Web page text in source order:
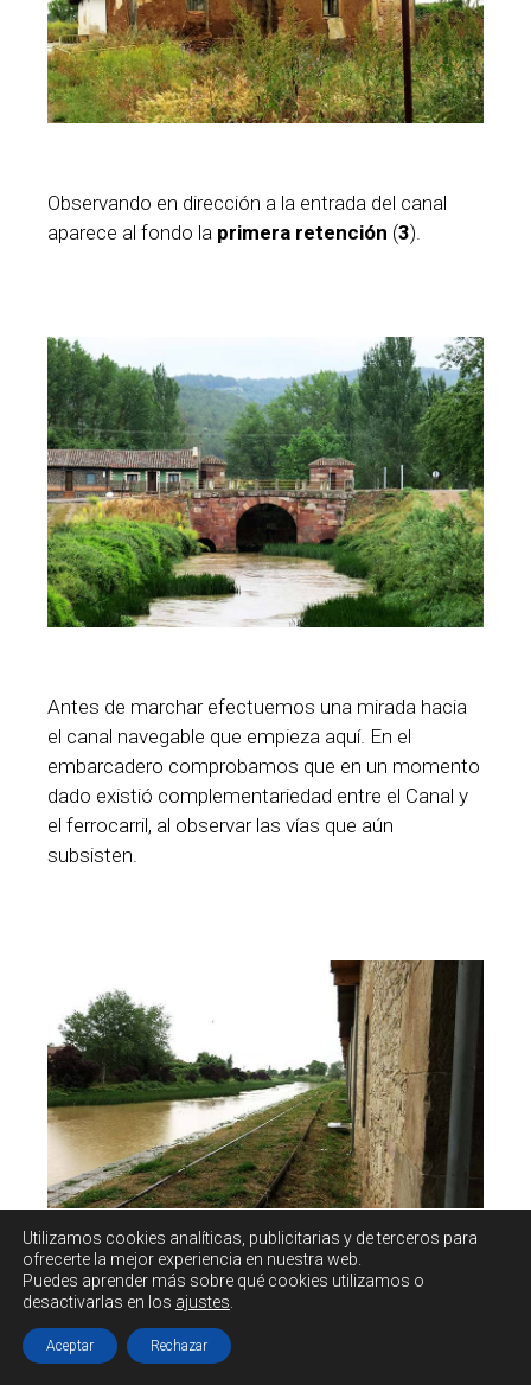
Observando en dirección a la entrada del canal
aparece al fondo la primera retención (3).
Antes de marchar efectuemos una mirada hacia
el canal navegable que empieza aquí. En el
embarcadero comprobamos que en un momento
dado existió complementariedad entre el Canal y
el ferrocarril, al observar las vías que aún
subsisten.
Zona de la Presa de San Andrés
[2]
Utilizamos cookies analíticas, publicitarias y de terceros para
ofrecerte la mejor experiencia en nuestra web.
Puedes aprender más sobre qué cookies utilizamos o
desactivarlas en los ajustes
Aceptar Rechazar